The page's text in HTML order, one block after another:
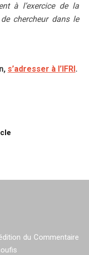
à l’exercice de la
chercheur dans le
s’adresser à l’IFRI.
du Commentaire